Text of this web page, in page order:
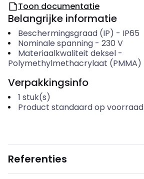
Toon documentatie
Belangrijke informatie
Beschermingsgraad (IP) - IP65
Nominale spanning- 230 V
Materiaalkwaliteit deksel-
Polymethylmethacrylaat (PMMA)
Verpakkingsinfo
1 stuk(s)
Product standaard op voorraad
Referenties